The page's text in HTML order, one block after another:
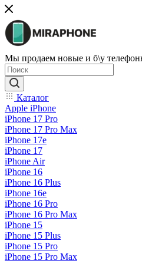
Мы продаем новые и б\у
Каталог
Apple iPhone
iPhone 17 Pro
iPhone 17 Pro Max
iPhone 17e
iPhone 17
iPhone Air
iPhone 16
iPhone 16 Plus
iPhone 16e
iPhone 16 Pro
iPhone 16 Pro Max
iPhone 15
iPhone 15 Plus
iPhone 15 Pro
iPhone 15 Pro Max